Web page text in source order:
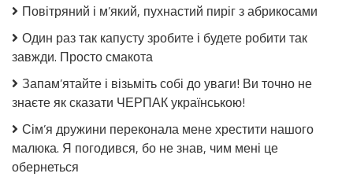
огірків
томатній
стерилізації!
Повітряний і м’який, пухнастий пиріг з абрикосами
Один раз так капусту зробите і будете робити так
завжди. Просто смакота
Запам’ятайте і візьміть собі до уваги! Ви точно не
знаєте як сказати ЧЕРПАК українською!
Сім’я дружини переконала мене хрестити нашого
малюка. Я погодився, бо не знав, чим мені це
обернеться